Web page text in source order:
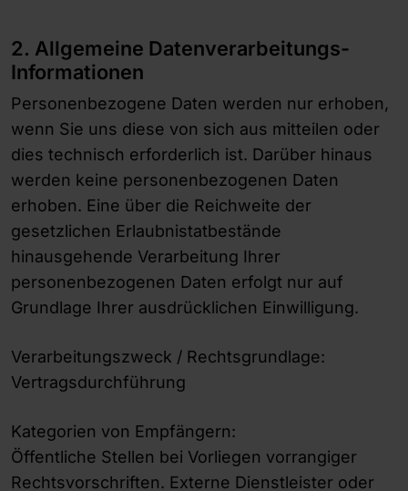
2. Allgemeine Datenverarbeitungs-
Informationen
Personenbezogene Daten werden nur erhoben,
wenn Sie uns diese von sich aus mitteilen oder
dies technisch erforderlich ist. Darüber hinaus
werden keine personenbezogenen Daten
erhoben. Eine über die Reichweite der
gesetzlichen Erlaubnistatbestände
hinausgehende Verarbeitung Ihrer
personenbezogenen Daten erfolgt nur auf
Grundlage Ihrer ausdrücklichen Einwilligung.
Verarbeitungszweck / Rechtsgrundlage:
Vertragsdurchführung
Kategorien von Empfängern:
Öffentliche Stellen bei Vorliegen vorrangiger
Rechtsvorschriften. Externe Dienstleister oder